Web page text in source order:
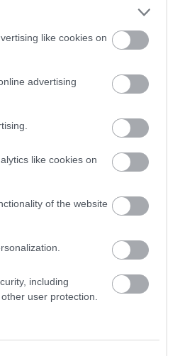
like cookies on
advertising
like cookies on
of the website
including
user protection.
A
Váratlan
Kecskemét
A
száz
Csődbe
Egyszer
évvel
Ilyenek
hőhullám